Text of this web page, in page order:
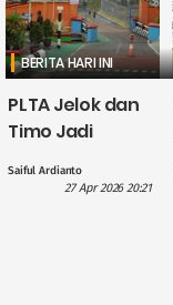
BERITA HARI INI
PLTA Jelok dan
Timo Jadi
dalam
Saiful Ardianto
27 Apr 2026 20:21